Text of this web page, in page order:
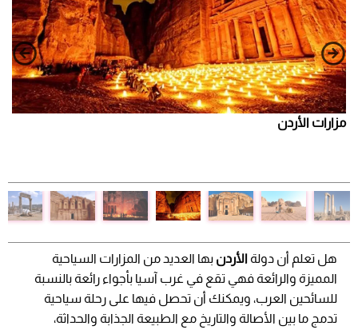
مزارات الأردن
هل تعلم أن دولة الأردن بها العديد من المزارات السياحية
المميزة والرائعة فهي تقع في غرب آسيا بأجواء رائعة بالنسبة
للسائحين العرب، ويمكنك أن تحصل فيها على رحلة سياحية
تدمج ما بين الأصالة والتاريخ مع الطبيعة الجذابة والحداثة،